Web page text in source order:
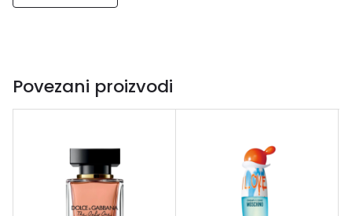
Povezani proizvodi